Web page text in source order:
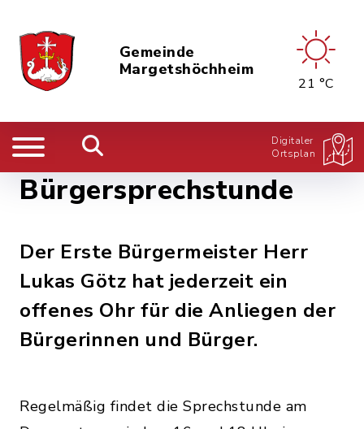
Gemeinde
Margetshöchheim
21 °C
Digitaler
Ortsplan
Bürgersprechstunde
Der Erste Bürgermeister Herr
Lukas Götz hat jederzeit ein
offenes Ohr für die Anliegen der
Bürgerinnen und Bürger.
Regelmäßig findet die Sprechstunde am